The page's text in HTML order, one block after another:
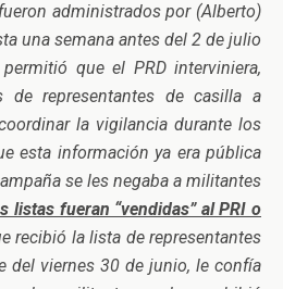
administrados por (Alberto)
una semana antes del 2 de julio
que el PRD interviniera,
de representantes de casilla a
la vigilancia durante los
esta información ya era pública
se les negaba a militantes
listas fueran “vendidas” al PRI o
recibió la lista de representantes
del viernes 30 de junio, le confía